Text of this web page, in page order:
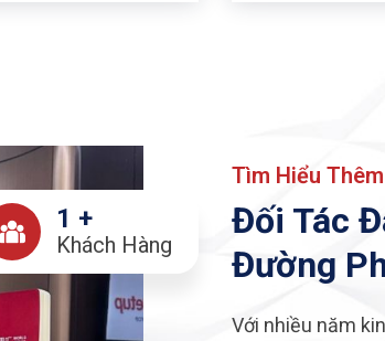
1 +
Khách Hàng
Tìm Hiểu
Đối Tác
Đường
Với nhiều năm